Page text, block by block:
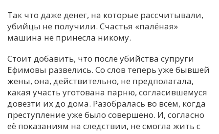
Так что даже денег, на которые рассчитывали,
убийцы не получили. Счастья «палёная»
машина не принесла никому.
Стоит добавить, что после убийства супруги
Ефимовы развелись. Со слов теперь уже бывшей
жены, она, действительно, не предполагала,
какая участь уготована парню, согласившемуся
довезти их до дома. Разобралась во всём, когда
преступление уже было совершено. И, согласно
её показаниям на следствии, не смогла жить с